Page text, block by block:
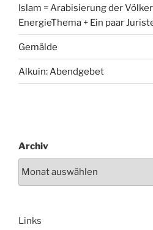
Islam = Arabisierung der
EnergieThema + Ein paar
Gemälde
Alkuin: Abendgebet
Archiv
Links